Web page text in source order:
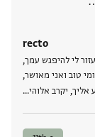
recto
לי להיפגש עמך,
טוב ואני מאושר,
יקרב אלוהי…